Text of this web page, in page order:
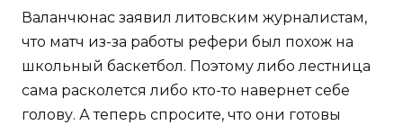
Валанчюнас заявил литовским журналистам,
что матч из-за работы рефери был похож на
школьный баскетбол. Поэтому либо лестница
сама расколется либо кто-то навернет себе
голову. А теперь спросите, что они готовы